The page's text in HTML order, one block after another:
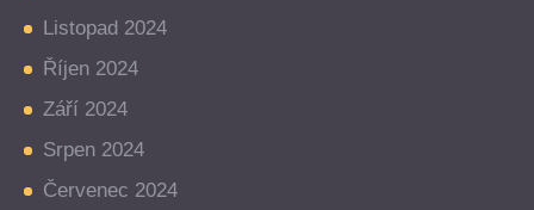
Listopad 2024
Říjen 2024
Září 2024
Srpen 2024
Červenec 2024